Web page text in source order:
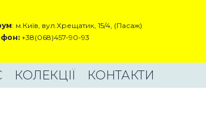
: м.Київ, вул.Хрещатик, 15/4, (Пасаж)
+38(068)457-90-93
КОЛЕКЦІЇ КОНТАКТИ